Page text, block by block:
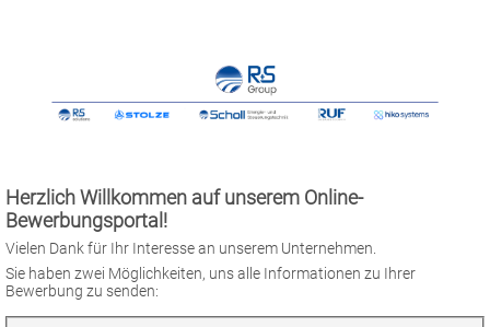
Herzlich Willkommen auf unserem Online-
Bewerbungsportal!
Vielen Dank für Ihr Interesse an unserem Unternehmen.
Sie haben zwei Möglichkeiten, uns alle Informationen zu Ihrer
Bewerbung zu senden: